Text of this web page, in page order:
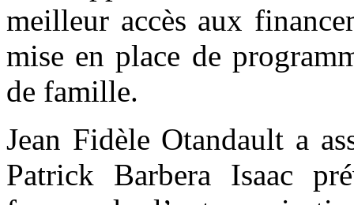
meilleur accès aux
mise en place de
de famille.
Jean Fidèle Otandault a
Patrick Barbera Isaac